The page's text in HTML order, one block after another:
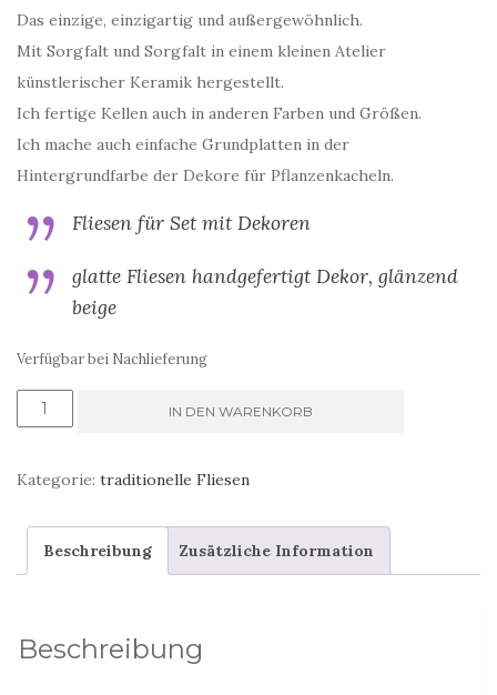
Das einzige, einzigartig und außergewöhnlich.
Mit Sorgfalt und Sorgfalt in einem kleinen Atelier
künstlerischer Keramik hergestellt.
Ich fertige Kellen auch in anderen Farben und Größen.
Ich mache auch einfache Grundplatten in der
Hintergrundfarbe der Dekore für Pflanzenkacheln.
Fliesen für Set mit Dekoren
glatte Fliesen handgefertigt Dekor, glänzend
beige
Verfügbar bei Nachlieferung
Keramikdekor
IN DEN WARENKORB
Kategorie: traditionelle Fliesen
Beschreibung Zusätzliche Information
Beschreibung